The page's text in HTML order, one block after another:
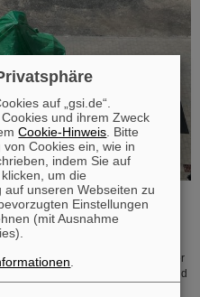
Super-FRS, ein
FAIR-Baufeld gebracht worden.
Kombination verschiedener
und Steuerdipol), die in einem
Kryostat untergebracht sind. Der
zweieinhalb Meter breiten und
Gewicht von 48 Tonnen…
auf „gsi.de“.
und ihrem Zweck
Cookie-Hinweis . Bitte
Cookies ein, wie in
indem Sie auf
klicken, um die
unseren Webseiten zu
Einstellungen
(mit Ausnahme